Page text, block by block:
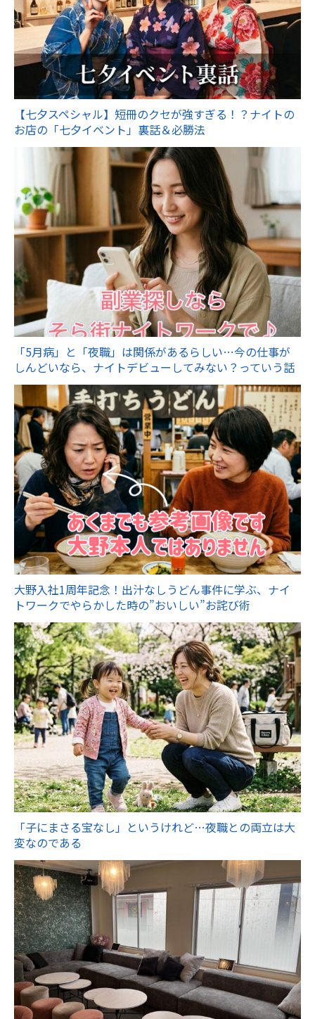
【七夕スペシャル】短冊のクセが強すぎる！？ナイトの
お店の「七夕イベント」裏話＆必勝法
「5月病」と「夜職」は関係があるらしい…今の仕事が
しんどいなら、ナイトデビューしてみない？っていう話
大野入社1周年記念！出汁なしうどん事件に学ぶ、ナイ
トワークでやらかした時の”おいしい”お詫び術
「子にまさる宝なし」というけれど…夜職との両立は大
変なのである